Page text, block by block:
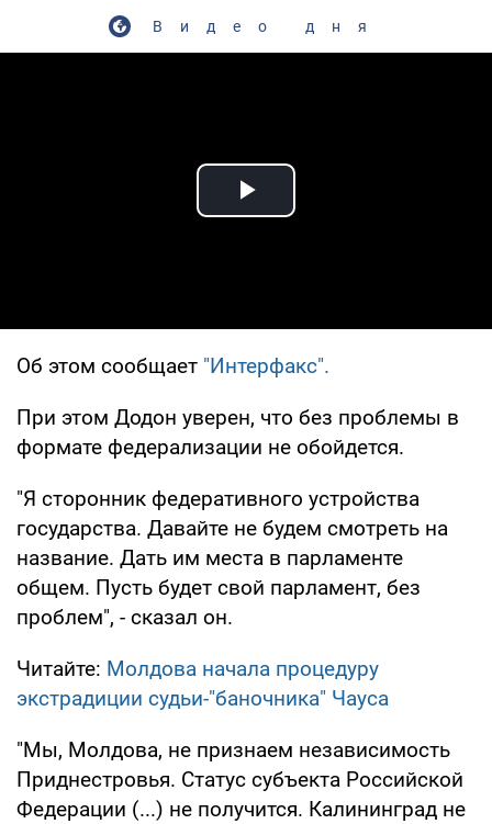
Видео дня
Play Video
Об этом сообщает "Интерфакс".
При этом Додон уверен, что без проблемы в
формате федерализации не обойдется.
"Я сторонник федеративного устройства
государства. Давайте не будем смотреть на
название. Дать им места в парламенте
общем. Пусть будет свой парламент, без
проблем", - сказал он.
Читайте: Молдова начала процедуру
экстрадиции судьи-"баночника" Чауса
"Мы, Молдова, не признаем независимость
Приднестровья. Статус субъекта Российской
Федерации (...) не получится. Калининград не